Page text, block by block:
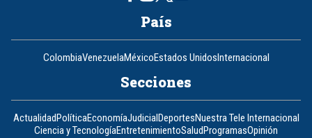
País
ColombiaVenezuelaMéxicoEstados UnidosInternacional
Secciones
ActualidadPolíticaEconomíaJudicialDeportesNuestra Tele Internacional
Ciencia y TecnologíaEntretenimientoSaludProgramasOpinión